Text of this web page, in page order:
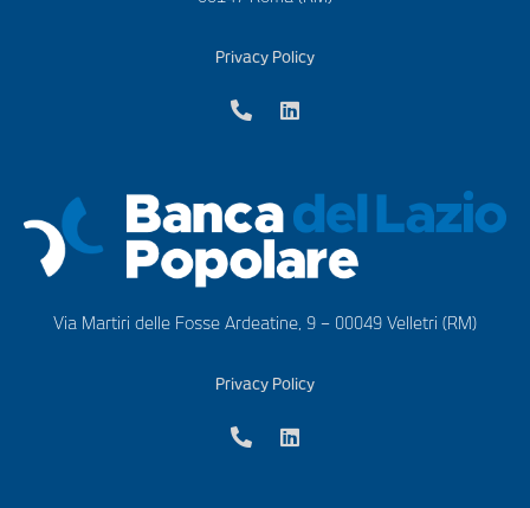
Privacy Policy
Via Martiri delle Fosse Ardeatine, 9 – 00049 Velletri (RM)
Privacy Policy